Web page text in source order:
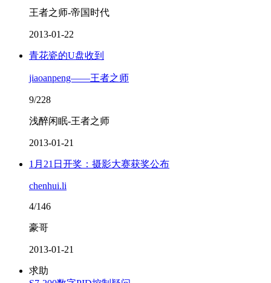
王者之师-帝国时代
2013-01-22
青花瓷的U盘收到
jiaoanpeng——王者之师
9/228
浅醉闲眠-王者之师
2013-01-21
1月21日开奖：摄影大赛获奖公布
chenhui.li
4/146
豪哥
2013-01-21
求助